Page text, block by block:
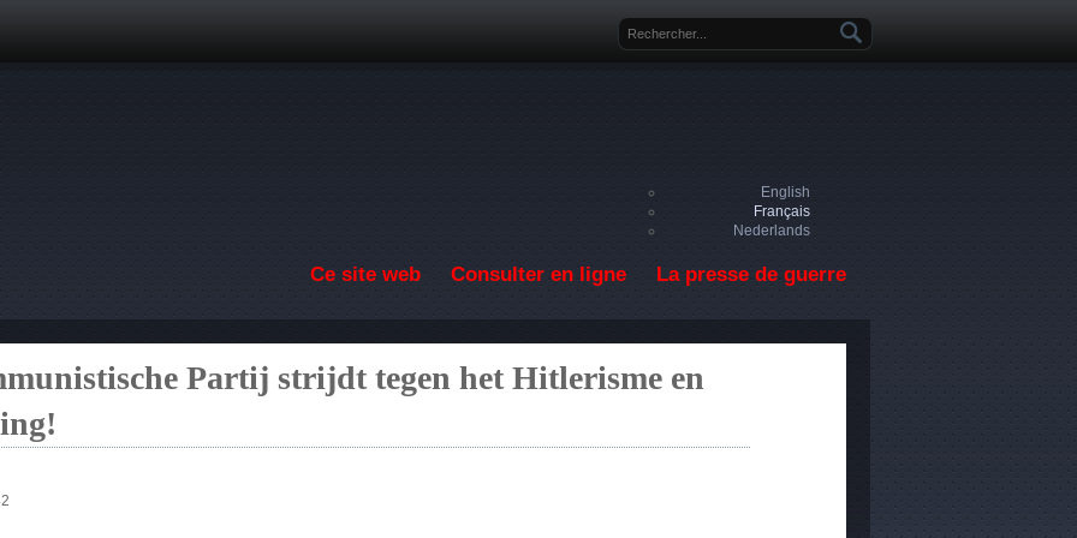
Formulaire de recherche
English
Français
Nederlands
Ce site web Consulter en ligne La presse de guerre
Partij strijdt tegen het Hitlerisme en